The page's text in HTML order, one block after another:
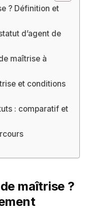
? Définition et
d’agent de
maîtrise à
et conditions
: comparatif et
maîtrise ?